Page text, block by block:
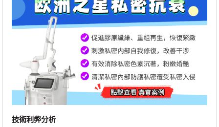
技術利弊分析